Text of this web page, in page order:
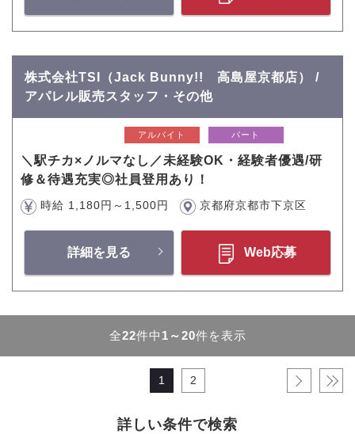
株式会社TSI（Jack Bunny!! 高島屋京都店） /
アパレル販売スタッフ・その他
アルバイト パート
＼駅チカ×ノルマなし／未経験OK・経験者優遇/研
修＆待遇充実◎社員登用あり！
時給 1,180円～1,500円 京都府京都市下京区
詳細を見る Web応募
全22件中 1～20件を表示
1 2 › »
詳しい条件で検索